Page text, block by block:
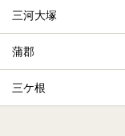
三河大塚
蒲郡
三ケ根